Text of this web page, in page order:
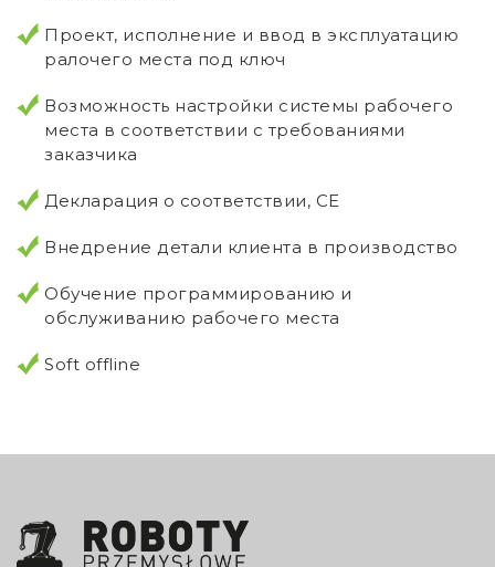
Проект, исполнение и ввод в эксплуатацию
ралочего места под ключ
Возможность настройки системы рабочего
места в соответствии с требованиями
заказчика
Декларация о соответствии, CE
Внедрение детали клиента в производство
Обучение программированию и
обслуживанию рабочего места
Soft offline